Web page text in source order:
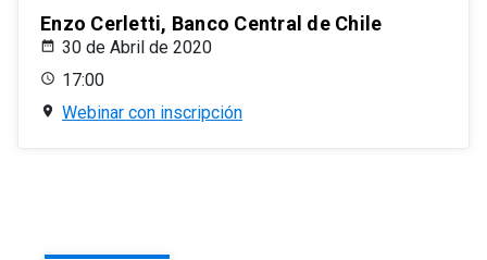
Enzo Cerletti, Banco Central de Chile
30 de Abril de 2020
17:00
Webinar con inscripción